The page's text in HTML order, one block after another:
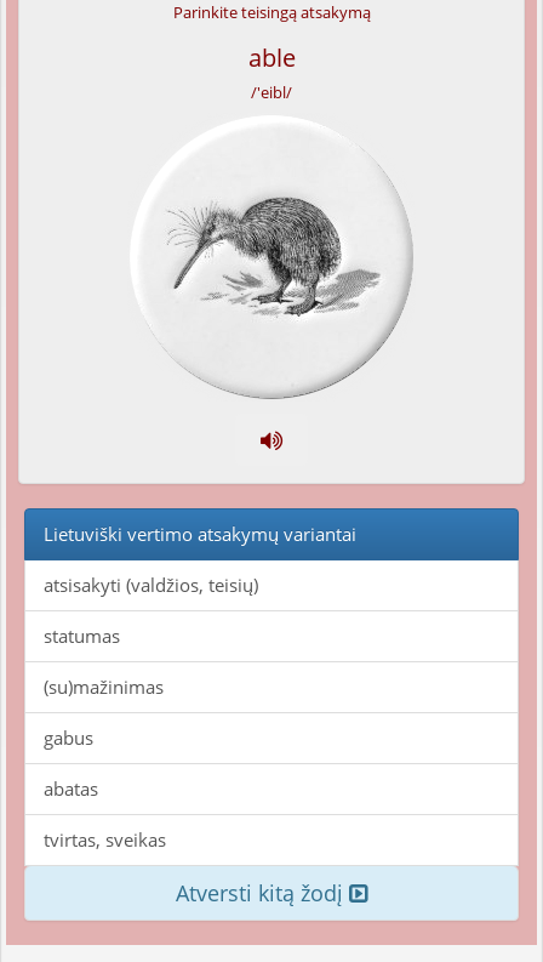
Parinkite teisingą atsakymą
able
/'eibl/
Lietuviški vertimo atsakymų variantai
atsisakyti (valdžios, teisių)
statumas
(su)mažinimas
gabus
abatas
tvirtas, sveikas
Atversti kitą žodį